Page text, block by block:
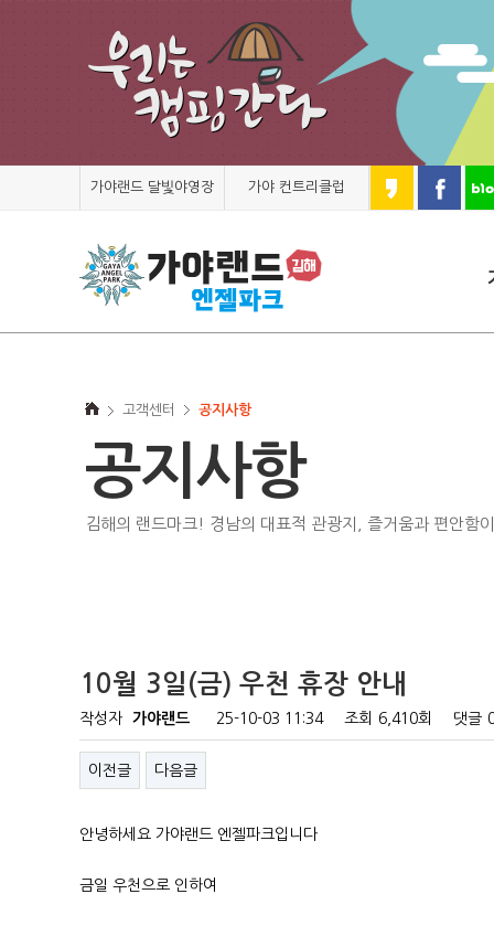
가야랜드 달빛야영장 가야 컨트리클럽
고객센터 공지사항
공지사항
김해의 랜드마크! 경남의 대표적 관광지, 즐거움과 편안함
10월 3일(금) 우천 휴장 안내
작성자 가야랜드 25-10-03 11:34 조회 6,410회 댓글
이전글 다음글
안녕하세요 가야랜드 엔젤파크입니다
금일 우천으로 인하여